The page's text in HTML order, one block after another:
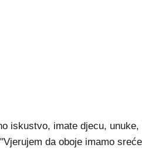
iskustvo, imate djecu,
da oboje imamo